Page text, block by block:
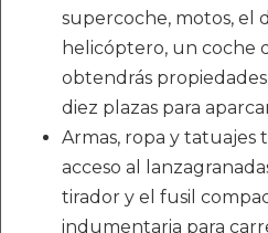
supercoche, motos, el
helicóptero, un coche
obtendrás
diez plazas para
Armas, ropa y tatuajes
acceso al
tirador y el fusil
indumentaria para